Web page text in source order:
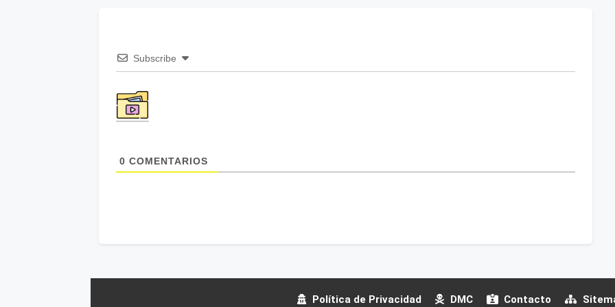
Subscribe
0 COMENTARIOS
Política de Privacidad DMC Contacto